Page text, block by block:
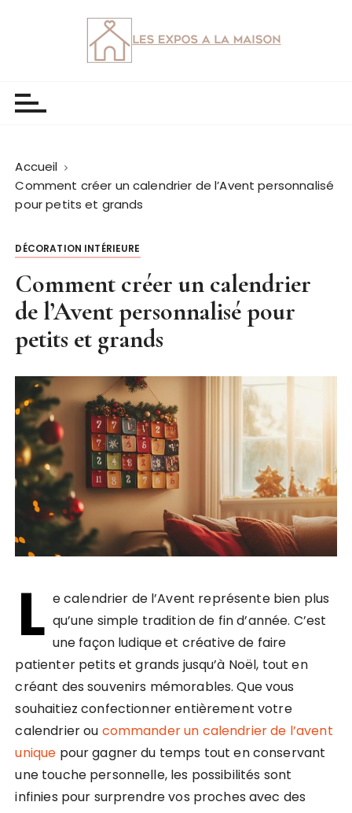
Accueil
Comment créer un calendrier de l’Avent personnalisé
pour petits et grands
DÉCORATION INTÉRIEURE
Comment créer un calendrier
de l’Avent personnalisé pour
petits et grands
L e calendrier de l’Avent représente bien plus
qu’une simple tradition de fin d’année. C’est
une façon ludique et créative de faire
patienter petits et grands jusqu’à Noël, tout en
créant des souvenirs mémorables. Que vous
souhaitiez confectionner entièrement votre
calendrier ou commander un calendrier de l’avent
unique pour gagner du temps tout en conservant
une touche personnelle, les possibilités sont
infinies pour surprendre vos proches avec des